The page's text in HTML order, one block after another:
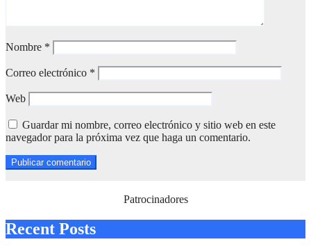
Nombre *
Correo electrónico *
Web
Guardar mi nombre, correo electrónico y sitio web en este
navegador para la próxima vez que haga un comentario.
Patrocinadores
Recent Posts